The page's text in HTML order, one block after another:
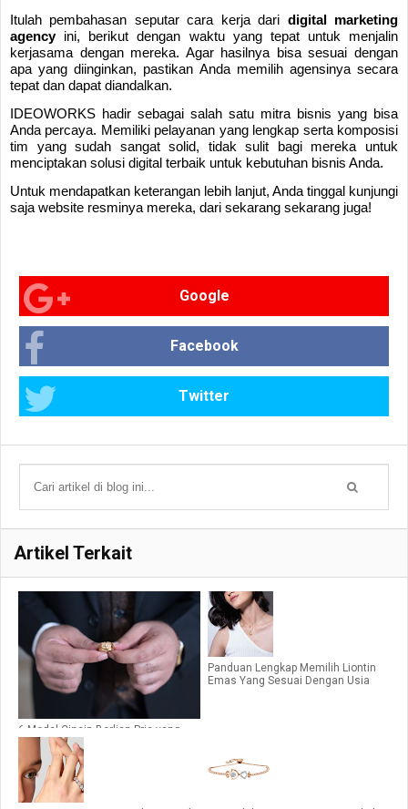
Itulah pembahasan seputar cara kerja dari digital marketing
agencyini, berikut dengan waktu yang tepat untuk menjalin
kerjasama dengan mereka. Agar hasilnya bisa sesuai dengan
apa yang diinginkan, pastikan Anda memilih agensinya secara
tepat dan dapat diandalkan.
IDEOWORKS hadir sebagai salah satu mitra bisnis yang bisa
Anda percaya. Memiliki pelayanan yang lengkap serta komposisi
tim yang sudah sangat solid, tidak sulit bagi mereka untuk
menciptakan solusi digital terbaik untuk kebutuhan bisnis Anda.
Untuk mendapatkan keterangan lebih lanjut, Anda tinggal kunjungi
saja website resminya mereka, dari sekarang sekarang juga!
Google
Facebook
Twitter
Artikel Terkait
6 Model Cincin Berlian Pria yang
Wajib Dilirik Saat Ini!
Panduan Lengkap Memilih Liontin
Emas Yang Sesuai Dengan Usia